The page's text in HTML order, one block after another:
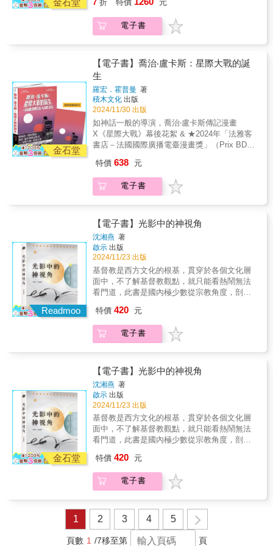
大致走向：拆解典型劇情組成，建構你的故事‧
用「起承轉合分格表」整理劇情結構：將故事
切割成小塊，劇本寫得更輕鬆‧用「電影分析
節，一次掌握全貌▌告訴你千金難買早知道的，
電影人編劇經驗談‧寫電影劇本時，盡量先從
「有影視化可能性」的內容起步，才不容易計
畫胎死腹中。──片岡Reiko 電影導演、演員、
創作者 / 代表作《玩偶之家》（人形の家）‧
「開拍前一定要先完成劇本！」我的前兩部長
片直到開拍時，劇本都沒有生出來……這種自
取滅亡的拍片法缺點多到數不清：演員無法事
劇本中塞進一堆不必要的「起承轉合」；拍了
大量用不上的場景，導致成本大增…等拍攝結
束開始剪輯時才注意到這件事，已為時已
ん）‧我以前以為編劇的工作只有構思對白而已
（笑），其實編劇要設想整部片的結構和情
境……重要的是對白怎麼被說出來。表演的問
題基本上應交給演員決定，不過對白之間的畫
面說明是演員揣摩演技的線索，因此把整個場
景的脈絡交代清楚是很重要的。──川村正英 工
程師／幾年前參加本書監修者衣笠竜屯的工作
坊後，開始當編劇‧多數的創作是來自創作者自
己的感受力，而感受力是因人而異、無法教
力發揮到淋漓盡致。──小林幸惠 劇本中心負責
人 / 著作《從今天起開始寫劇本的人生》（今
日からシナリオを書くという生き方）‧我常自
不時有人好奇問我：「以暖心和溫馨推銷自
己，不會限縮工作機會嗎？」，但其實我也接
過恐怖片的委託。製作人希望我能為恐怖片帶
來溫馨基調，才不會限縮這部片的客群。「什
麼都會寫」的人比較沒有記憶點，但若有明確
擅長的類型，至少會被記住，也會帶來工作機
會。至於機會限不限縮，大概是取決於接案之
田調的工作。田調不紮實的編劇，只會寫出任
何人都寫得出來、查得到的題材。我認為一部
劇本的組成是「田調4：寫作2：修改4」。──
魚女孩》（TUNAガール）▌專業人士一致推薦
──‧「深入的觀點，淺出的表達，讓說故事不再
有距離。創作劇本本該如此有趣！」──安邦│
板上，彷彿這樣就可以鳥瞰全局。&【精彩節
錄】&「不過如果奉俊昊的電影可以稱之為「作
者」的產物，那麼這位作者並不是超脫的行動
中。」&「從某個距離上來看，如此龐大的全球
系統可能顯得嚇人、難以理解，但奉的概念工
具箱總能幫我們理解這團混亂。回到《非常母
親》監獄裡的兩個鏡頭，場面調度指出的是在
特定環境裡的糾葛的場所（place of
entanglement），而鏡像迷宮則帶出在更大系
統關係裡的糾葛的尺度（scale of
entanglement）。場面調度因此銘記了特定空
間的特殊性，以當地的語彙所理解，同時間又
考慮到這當地的空間可能其實由外部力量所決
間之間的關係，雖然總有隱憂：資本似乎有能
耐在任何地方複製類似的動態。這些工具之所
以必要，是因為他們所要組織形構的世界似乎
亂象，在混亂當中耐心地繪出此地的座標。」
&「《駭人怪物》的怪物就是畸形成長的直接化
身，從韓國的水域土生土長，更標誌了全球與
國內利益的衝突是如何在IMF危機當中變得明
顯。在這個語境中，IMF對南韓的援助計畫成了
詭異、地緣政治版本的偷食──飢餓的帝國有權
直接吞下到口的嘴邊肉，還高舉著半道德的大
長（而非孩子）能夠在社會上獲得基本食
糧。」&「如果說《末日列車》中領導的失敗是
悲劇，那麼在《玉子》中則是鬧劇。從《非常
法（從折磨的諷刺轉向過度的荒謬效果），顯
示出全球化作為社會組成以及戲仿作為美學形
式之間的奇特關聯。最終種種戲仿效果體現了
這兩部電影中領導理想的失敗，也揭示了為什
麼相信管理的能耐是荒謬的：最完善的計畫也
會完全出軌，這並非是執行不力的關係，而是
因為計畫想要克服的挑戰從根本上來說是無法
克服的。」&「《寄生上流》的大宅曾是家庭空
間，但在結尾完全變成了建立在冷戰歷史基礎
上的位置被顛倒過來。這種空間安排具有多層
次的含意，當電影「綜合且不均發展」的情節
揭示其潛在的複雜性時，場面調度與鏡像迷宮
的意涵也隨之重疊。在這方面，這棟房子完全
實現了《非常母親》中探監室的潛在動態──某
種折磨人的囚禁感向更大的迴音室輻射出
去。」&「事實上，我們可以在他的作品中看到
就和之前的幽閉感拉開了距離，但擴大了的感
性和視野，帶來的不是更理想的全球社會，而
是零和競爭的惡性擴張網絡，逃脫僵局變得更
內的逃亡」，最新的《米奇17》便代表了星際
霸權的囚禁。&奉導創作剖白：鳥瞰一切的慾望
&在訪談中，奉俊昊坦言他花在編劇身上的時間
比花在導演身上的時間還多，因此有時候覺得
自己的主要工作不是導演，而是編劇。他又承
認自己是「地圖控」，雖然不至於控制狂，但
當他能綜覽全局時，確實會感到興奮。在寫
《末日列車》的劇本時，他把劇本全部攤在地
錄】&「不過如果奉俊昊的電影可以稱之為「作
者」的產物，那麼這位作者並不是超脫的行動
者，而更像某種場所&hellip;&hellip;場面調度讓
奉俊昊能表達常人是如何嵌入更大的宰制系統
系統可能顯得嚇人、難以理解，但奉的概念工
具箱總能幫我們理解這團混亂。回到《非常母
親》監獄裡的兩個鏡頭，場面調度指出的是在
特定環境裡的糾葛的場所（place of
entanglement），而鏡像迷宮則帶出在更大系
統關係裡的糾葛的尺度（scale of
entanglement）。場面調度因此銘記了特定空
間的特殊性，以當地的語彙所理解，同時間又
考慮到這當地的空間可能其實由外部力量所決
間之間的關係，雖然總有隱憂：資本似乎有能
耐在任何地方複製類似的動態。這些工具之所
以必要，是因為他們所要組織形構的世界似乎
亂象，在混亂當中耐心地繪出此地的座標。」
&「《駭人怪物》的怪物就是畸形成長的直接化
身，從韓國的水域土生土長，更標誌了全球與
國內利益的衝突是如何在IMF危機當中變得明
顯。在這個語境中，IMF對南韓的援助計畫成了
詭異、地緣政治版本的偷食──飢餓的帝國有權
直接吞下到口的嘴邊肉，還高舉著半道德的大
長（而非孩子）能夠在社會上獲得基本食
糧。」&「如果說《末日列車》中領導的失敗是
悲劇，那麼在《玉子》中則是鬧劇。從《非常
法（從折磨的諷刺轉向過度的荒謬效果），顯
示出全球化作為社會組成以及戲仿作為美學形
式之間的奇特關聯。最終種種戲仿效果體現了
數量，到了二十五歲時就會比一生讀的書還要
多！所以其實你也可以擁有自己對電影的解
析、闡釋，而且沒有人可以擁有你的見解。一
部電影包含了許多元素，但真正有趣的地方在
影的意涵。你可以是觀影者，也可以是不再被
動的原創作者。準備好從全新的角度欣賞電影
了嗎？【練習1】想觀察演員如何發揮他們的演
技嗎？選一個你喜歡的演員以及他所演出的不
同類型電影，觀察他們在不同的環境下如何演
出？例如，珍妮佛．勞倫斯在《瞞天大佈
局》、《派特的幸福劇本》和《飢餓遊戲》
中，如何運用眼睛、嘴巴、身體、聲音等技巧
去演活不同角色？【練習2】想了解光線、取景
等技術對電影的影響嗎？你可以在接下來觀看
的五部電影中，特別專注於技術部分。你需要
看兩次，第一次享受故事的基本架構，第二次
則專注在那些技術元素上。照這個方法看過幾
部電影後，你就能自然而然地察覺到那些技術
備將近30年的教學經驗，教你看懂電影、解構
電影。2.內容淺顯易懂，文字幽默風趣，有別
於一般枯燥生硬的教材。3.收錄全球百部經典
電影，旁徵博引，貫穿全書。4.一書在手，聊
天找話題絕對不怕冷場。好評推薦(依姓名筆劃
排序)左撇子/影評人藍祖蔚/電影書寫人看電影
有許多種方式，你可以輕輕鬆鬆地觀賞，也可
現、音樂鋪排甚至是特效應用等等，《教你看
懂電影的20堂課：好電影如何好？》就是一本
教你如何鑽研探究電影的參考書，可以讓讀者
能夠進一步的挖掘看電影的樂趣。──半瓶醋/影
怎麼動，本書以富含層次的文字帶領你梳理，
讓心底的「電影感」不再虛無飄渺！──張硯拓/
影評人從看完電影到看懂電影，有時存在著一
段遙遠的距離。這二十堂課以最淺顯易懂的有
趣文字，帶領你逐步接近電影的殿堂。──鄭秉
泓/影評人看電影當然可以被視為娛樂，但好的
電影能沈澱在我們心房發酵，並且成為無與倫
比的記憶。這本書可看為入門理解電影的專業
角度，讓你看電影不只是看爽就好，還能看好
影的20堂課：好電影如何好》
催生這作品背後的盧卡斯導演，甚至影響了後
代特效公司如何引導新的創造想像力，以及動
畫公司皮克斯的前世今生，喬治盧卡斯這個成
的？都在這本書裡面了。」──膝關節｜影評
人、台灣影評協會副理事長 「《星際大戰》電
影本身已是傳奇，但喬治盧卡斯創作這部電影
的故事更是傳奇，不知者不算是星戰迷。」──
詹正德｜影評人，有河書店店主 星戰迷，準備
好爪哇汁，比光劍對決更生死一瞬， 比絕地之
路還荊棘滿布的《星際大戰》拍片幕後來了！
很久很久以前，在遙遠的銀河系&hellip;&hellip;
選，但他卻有個「很好的預感」？亞歷．堅尼
斯的歐比王風靡全場，最後卻必須死的真相
是？R2-D2和C-3PO是頭號冤家、莉亞公主的感
情戲來真的、達斯．維德誤上賊船、塔金總督
喬治．盧卡斯（George Lucas）傳記漫畫，從
不羈少年，成為撼動影史、打破多項紀錄現象
級導演的每一步腳印，在法國漫畫家荷諾．侯
煦（Renaud Roche）生動畫筆下召喚重現，一
頁一頁有如親臨現場。 一場車禍，讓本來想當
賽車手的喬治．盧卡斯決定去學電影。畢業作
品《THX 1138 4EB》引起柯波拉關注，試聲之
作《美國風情畫》佳評如潮，然而，他放下
《現代啟示錄》，決心要拍一部「給青少年的
響無數電影人、科幻小說家，還有千千萬萬的
青少年。 在那之前，盧卡斯要面對的是劇本難
產、製片公司百般刁難、選角地獄，接著是資
漠拍攝、機器人故障、工作團隊出包，還有數
不盡的資源短缺與冷嘲熱諷。不過，一同扛下
一片天的夢幻團隊如王牌製作人蓋瑞．克茨
（Gary Kurtz）、天才音效師班．伯特（Ben
Burtt），由妻子瑪西亞帶領的超強剪接救援
等，加上好友史蒂芬．史匹柏的鼓勵以及最後
在配樂上的孤注一擲：約翰．威廉斯。這部眾
困境中粉碎常識、大爆冷門，成為《亂世佳
人》之後最賣作的電影。 幕前幕後、私人生
活，以及電影圈生態細膩描繪，為我們揭開傳
地原蟲還多！星戰迷、電影人、科幻愛好者和
走在創作路上感到迷失的你，這本書將再一次
點燃夢想與勇氣。 想看盧卡斯團隊在《星際大
金石堂
動，並將其放入更廣泛的文化脈絡中討論，內
容分為七大單元：好萊塢與好萊塢之外的電
影、明星制度、電影技術、世界電影、電影類
為電影研究領域的重要讀本，也是影迷不可或
缺的電影指南。
7 折 特價 元
電子書
金石堂
【電子書】喬治‧盧卡斯：星際大戰的誕
生
羅宏．霍普曼 著
積木文化 出版
2024/11/30 出版
如神話一般的導演，喬治‧盧卡斯傳記漫畫
X《星際大戰》幕後花絮 & ★2024年「法雅客
書店－法國國際廣播電臺漫畫獎」（Prix BD
事報導漫畫獎★ ★ 法國電視臺、電臺、雜誌等
各大媒體佳評如潮★ ★ Amazon 4.8星上百則
真摯推薦★ 「這部作品深入探討創作的艱辛，
的教科書，向童年的魔力和堅持不懈致以敬
意。」──法國國際廣播電臺漫畫獎（Prix BD
Fnac France Inter） 「我是《星際大戰》系列
的無腦狂粉，我藉由繪畫來探索這座迷人宇
宙。」──荷諾．侯煦／本書繪者 「一群經驗不
足、莽撞敢衝、同時滿腦子好主意的年輕人愛
恨交織的創業故事。這本書有如星戰宇宙自己
的傳記電影《社群網站》。」──葉 郎｜文字
工作者、《從前，有個錄影帶店》作者 「《星
催生這作品背後的盧卡斯導演，甚至影響了後
代特效公司如何引導新的創造想像力，以及動
畫公司皮克斯的前世今生，喬治盧卡斯這個成
的？都在這本書裡面了。」──膝關節｜影評
人、台灣影評協會副理事長 「《星際大戰》電
影本身已是傳奇，但喬治盧卡斯創作這部電影
的故事更是傳奇，不知者不算是星戰迷。」──
詹正德｜影評人，有河書店店主 星戰迷，準備
好爪哇汁，比光劍對決更生死一瞬， 比絕地之
路還荊棘滿布的《星際大戰》拍片幕後來了！
哈里遜．福特是演「韓．索羅」的唯一排除人
選，但他卻有個「很好的預感」？亞歷．堅尼
斯的歐比王風靡全場，最後卻必須死的真相
其實不知道自己在幹麼&hellip;&hellip; 第一本
喬治．盧卡斯（George Lucas）傳記漫畫，從
不羈少年，成為撼動影史、打破多項紀錄現象
特價 638 元
電子書
Readmoo
【電子書】光影中的神視角
沈湘燕 著
啟示 出版
2024/11/23 出版
基督教是西方文化的根基，貫穿於各個文化層
面中，不了解基督教觀點，就只能看熱鬧無法
看門道，此書是國內極少數從宗教角度，剖析
員或製作人的信仰背景，從而看出他們的創作
理念與情節鋪排，帶領讀者能夠讀懂電影中的
真正內涵。全書以電影題材共分為六章，「夢
遇見神」。內容涵括經典的基督教電影、流行
電影及獨立電影。每部電影亦提供十個討論題
綱，適合讀書會及小組分享會，一起欣賞及討
論電影，讓電影成為學習人生課題的有趣教
材。作為一個基督徒傳播學者，作者常思考如
何將基督信仰與傳播理論結合，能夠實踐耶穌
向門徒吩咐的大使命：「你們要去，使萬民做
我的門徒……並且要把福音傳到地極。」在台
灣，一般媒體普遍存在較多的華人傳統思想，
的亮光，許多國外製作含有基督教意涵的電
影，以一種娛樂形式，讓人們有機會能聽聞福
音、看到基督徒的見證故事，或是生命的改
變。衷心盼望這本書是一顆種子，讓更多人能
夠投入電影宣教的事工。願這本書能夠被神使
用，得人如得魚。
特價 420 元
電子書
金石堂
【電子書】光影中的神視角
沈湘燕 著
啟示 出版
2024/11/23 出版
基督教是西方文化的根基，貫穿於各個文化層
面中，不了解基督教觀點，就只能看熱鬧無法
看門道，此書是國內極少數從宗教角度，剖析
員或製作人的信仰背景，從而看出他們的創作
理念與情節鋪排，帶領讀者能夠讀懂電影中的
真正內涵。全書以電影題材共分為六章，「夢
遇見神」。內容涵括經典的基督教電影、流行
電影及獨立電影。每部電影亦提供十個討論題
綱，適合讀書會及小組分享會，一起欣賞及討
特價 420 元
電子書
1 2 3 4 5
頁數 1 /7移至第 頁